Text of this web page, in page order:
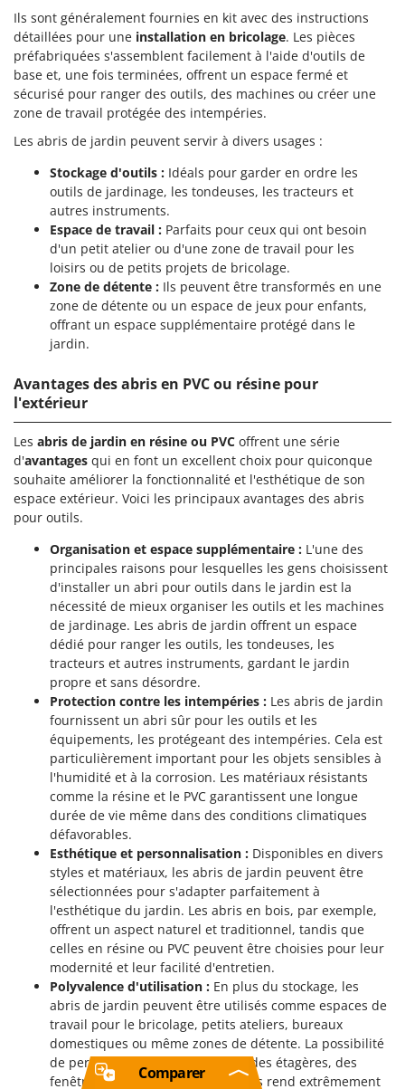
Ils sont généralement fournies en kit avec des instructions
détaillées pour une installation en bricolage. Les pièces
préfabriquées s'assemblent facilement à l'aide d'outils de
base et, une fois terminées, offrent un espace fermé et
sécurisé pour ranger des outils, des machines ou créer une
zone de travail protégée des intempéries.
Les abris de jardin peuvent servir à divers usages :
Stockage d'outils : Idéals pour garder en ordre les
outils de jardinage, les tondeuses, les tracteurs et
autres instruments.
Espace de travail : Parfaits pour ceux qui ont besoin
d'un petit atelier ou d'une zone de travail pour les
loisirs ou de petits projets de bricolage.
Zone de détente : Ils peuvent être transformés en une
zone de détente ou un espace de jeux pour enfants,
offrant un espace supplémentaire protégé dans le
jardin.
Avantages des abris en PVC ou résine pour
l'extérieur
Les abris de jardin en résine ou PVC offrent une série
d'avantages qui en font un excellent choix pour quiconque
souhaite améliorer la fonctionnalité et l'esthétique de son
espace extérieur. Voici les principaux avantages des abris
pour outils.
Organisation et espace supplémentaire : L'une des
principales raisons pour lesquelles les gens choisissent
d'installer un abri pour outils dans le jardin est la
nécessité de mieux organiser les outils et les machines
de jardinage. Les abris de jardin offrent un espace
dédié pour ranger les outils, les tondeuses, les
tracteurs et autres instruments, gardant le jardin
propre et sans désordre.
Protection contre les intempéries : Les abris de jardin
fournissent un abri sûr pour les outils et les
équipements, les protégeant des intempéries. Cela est
particulièrement important pour les objets sensibles à
l'humidité et à la corrosion. Les matériaux résistants
comme la résine et le PVC garantissent une longue
durée de vie même dans des conditions climatiques
défavorables.
Esthétique et personnalisation : Disponibles en divers
styles et matériaux, les abris de jardin peuvent être
sélectionnées pour s'adapter parfaitement à
l'esthétique du jardin. Les abris en bois, par exemple,
offrent un aspect naturel et traditionnel, tandis que
celles en résine ou PVC peuvent être choisies pour leur
modernité et leur facilité d'entretien.
Polyvalence d'utilisation : En plus du stockage, les
abris de jardin peuvent être utilisés comme espaces de
travail pour le bricolage, petits ateliers, bureaux
domestiques ou même zones de détente. La possibilité
de personnaliser l'intérieur avec des étagères, des
fenêtres et d'autres accessoires les rend extrêmement
Comparer